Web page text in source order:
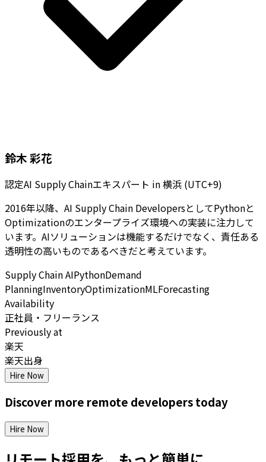
鈴木 彩花
認定AI Supply Chainエキスパート in横浜 (UTC+9)
2016年以降、AI Supply Chain DevelopersとしてPythonと
Optimizationのエンタープライズ環境への実装に注力して
います。AIソリューションは機能するだけでなく、責任ある
透明性の高いものであるべきだと考えています。
Supply Chain AIPythonDemand
PlanningInventoryOptimizationMLForecasting
Availability
正社員・フリーランス
Previously at
楽天
楽天出身
Hire Now
Discover more remote developerstoday
Hire Now